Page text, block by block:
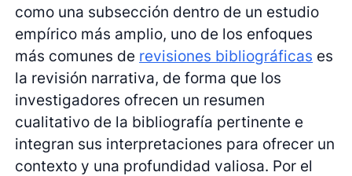
como una subsección dentro de un estudio
empírico más amplio, uno de los enfoques
más comunes de revisiones bibliográficas es
la revisión narrativa, de forma que los
investigadores ofrecen un resumen
cualitativo de la bibliografía pertinente e
integran sus interpretaciones para ofrecer un
contexto y una profundidad valiosa. Por el